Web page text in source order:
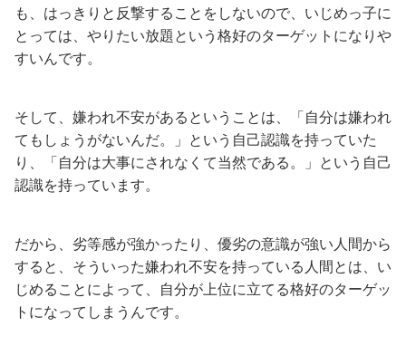
も、はっきりと反撃することをしないので、いじめっ子に
とっては、やりたい放題という格好のターゲットになりや
すいんです。
そして、嫌われ不安があるということは、「自分は嫌われ
てもしょうがないんだ。」という自己認識を持っていた
り、「自分は大事にされなくて当然である。」という自己
認識を持っています。
だから、劣等感が強かったり、優劣の意識が強い人間から
すると、そういった嫌われ不安を持っている人間とは、い
じめることによって、自分が上位に立てる格好のターゲッ
トになってしまうんです。